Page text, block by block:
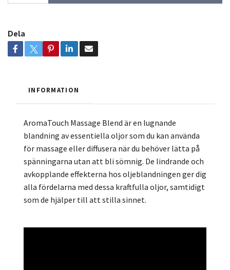
Dela
INFORMATION
AromaTouch Massage Blend är en lugnande
blandning av essentiella oljor som du kan använda
för massage eller diffusera när du behöver lätta på
spänningarna utan att bli sömnig. De lindrande och
avkopplande effekterna hos oljeblandningen ger dig
alla fördelarna med dessa kraftfulla oljor, samtidigt
som de hjälper till att stilla sinnet.